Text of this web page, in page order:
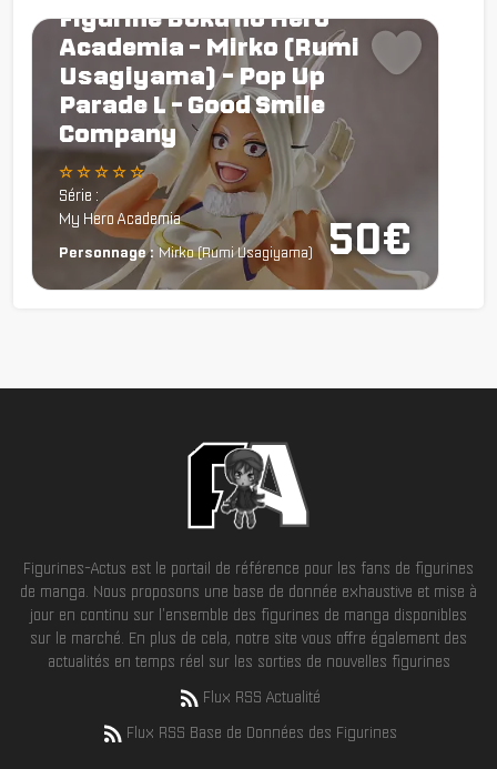
50€
Figurine Boku no Hero
Academia - Mirko (Rumi
Usagiyama) - Pop Up
Parade L - Good Smile
Company
☆ ☆ ☆ ☆ ☆
Série :
My Hero Academia
Personnage : Mirko (Rumi Usagiyama)
Figurines-Actus est le portail de référence pour les fans de figurines
de manga. Nous proposons une base de donnée exhaustive et mise à
jour en continu sur l'ensemble des figurines de manga disponibles
sur le marché. En plus de cela, notre site vous offre également des
actualités en temps réel sur les sorties de nouvelles figurines
Flux RSS Actualité
Flux RSS Base de Données des Figurines